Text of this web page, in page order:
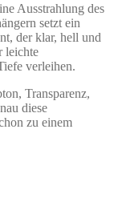
Ausstrahlung des
setzt ein
der klar, hell und
leichte
verleihen.
Transparenz,
diese
zu einem